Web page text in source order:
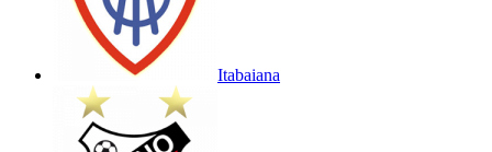
Itabaiana